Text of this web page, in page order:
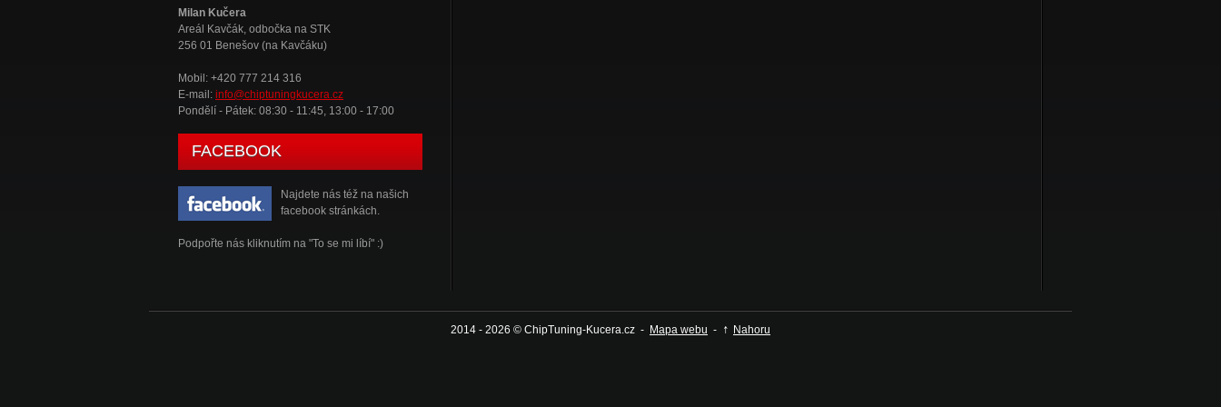
Milan Kučera
Areál Kavčák, odbočka na STK
256 01 Benešov (na Kavčáku)
Mobil: +420 777 214 316
E-mail: info@chiptuningkucera.cz
Pondělí - Pátek: 08:30 - 11:45, 13:00 - 17:00
FACEBOOK
Najdete nás též na našich
facebook stránkách.
Podpořte nás kliknutím na "To se mi líbí" :)
2014 - 2026 © ChipTuning-Kucera.cz - Mapa webu - ↑ Nahoru